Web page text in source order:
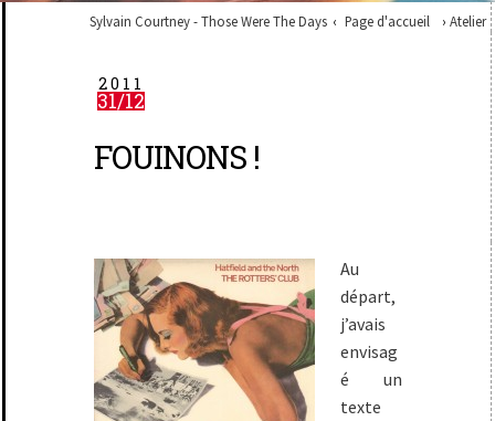
Sylvain Courtney - Those Were The Days Page d'accueil Atelier
2011
31/12
FOUINONS !
Au
départ,
j’avais
envisag
é un
texte